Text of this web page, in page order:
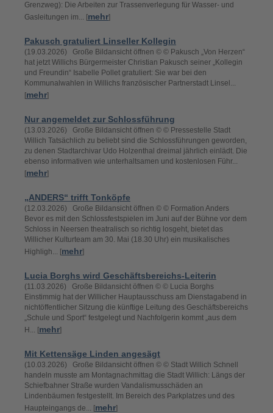
Grenzweg): Die Arbeiten zur Trassenverlegung für Wasser- und
Gasleitungen im... [mehr]
Pakusch gratuliert Linseller Kollegin
(19.03.2026) Große Bildansicht öffnen © © Pakusch „Von Herzen“
hat jetzt Willichs Bürgermeister Christian Pakusch seiner „Kollegin
und Freundin“ Isabelle Pollet gratuliert: Sie war bei den
Kommunalwahlen in Willichs französischer Partnerstadt Linsel...
[mehr]
Nur angemeldet zur Schlossführung
(13.03.2026) Große Bildansicht öffnen © © Pressestelle Stadt
Willich Tatsächlich zu beliebt sind die Schlossführungen geworden,
zu denen Stadtarchivar Udo Holzenthal dreimal jährlich einlädt. Die
ebenso informativen wie unterhaltsamen und kostenlosen Führ...
[mehr]
„ANDERS“ trifft Tonköpfe
(12.03.2026) Große Bildansicht öffnen © © Formation Anders
Bevor es mit den Schlossfestspielen im Juni auf der Bühne vor dem
Schloss in Neersen theatralisch so richtig losgeht, bietet das
Willicher Kulturteam am 30. Mai (18.30 Uhr) ein musikalisches
Highligh... [mehr]
Lucia Borghs wird Geschäftsbereichs-Leiterin
(11.03.2026) Große Bildansicht öffnen © © Lucia Borghs
Einstimmig hat der Willicher Hauptausschuss am Dienstagabend in
nichtöffentlicher Sitzung die künftige Leitung des Geschäftsbereichs
„Schule und Sport“ festgelegt und Nachfolgerin kommt „aus dem
H... [mehr]
Mit Kettensäge Linden angesägt
(10.03.2026) Große Bildansicht öffnen © © Stadt Willich Schnell
handeln musste am Montagnachmittag die Stadt Willich: Längs der
Schiefbahner Straße wurden Vandalismusschäden an
Lindenbäumen festgestellt. Im Bereich des Parkplatzes und des
Haupteingangs de... [mehr]